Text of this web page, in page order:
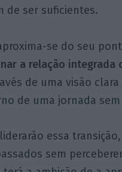
de ser suficientes.
se do seu
a relação integrada
de uma visão
de uma jornada
essa
sem